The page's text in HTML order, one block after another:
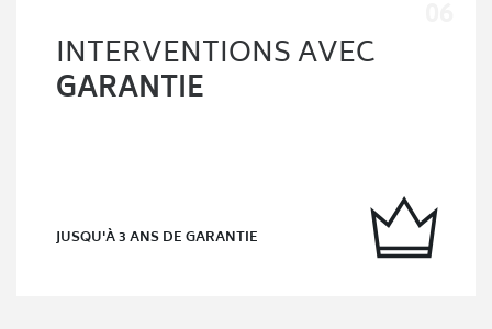
INTERVENTIONS AVEC
GARANTIE
JUSQU'À 3 ANS DE GARANTIE